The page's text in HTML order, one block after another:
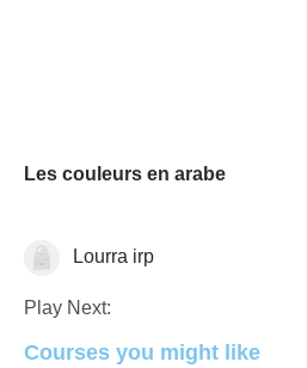
Les couleurs en arabe
ArabeLourra irp
Play Next:
Courses you might like